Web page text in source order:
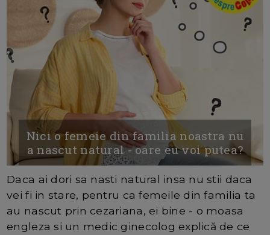
Nici o femeie din familia noastra nu
a nascut natural - oare eu voi putea?
Daca ai dori sa nasti natural insa nu stii daca
vei fi in stare, pentru ca femeile din familia ta
au nascut prin cezariana, ei bine - o moasa
engleza si un medic ginecolog explică de ce